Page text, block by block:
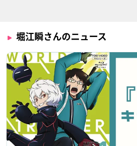
放課後さいころ倶楽
部
吉岡龍二
トライナイツ
有村凛斗
堀江瞬さんのニュース